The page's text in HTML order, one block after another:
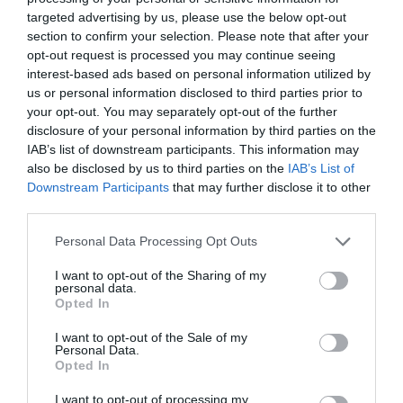
targeted advertising by us, please use the below opt-out
section to confirm your selection. Please note that after your
opt-out request is processed you may continue seeing
interest-based ads based on personal information utilized by
us or personal information disclosed to third parties prior to
your opt-out. You may separately opt-out of the further
disclosure of your personal information by third parties on the
IAB’s list of downstream participants. This information may
also be disclosed by us to third parties on the IAB’s List of
Downstream Participants that may further disclose it to other
Personal Data Processing Opt Outs
I want to opt-out of the Sharing of my
personal data.
Opted In
I want to opt-out of the Sale of my
Personal Data.
Opted In
I want to opt-out of processing my
A finom arany varratok ennek a gondolatnak
a legszelídebb jelképei, egy tárgy nem akkor
szép, ha hibátlan, hanem akkor, ha története
van. Ez az üzenet mai, tökéletességet és
irreális szépségideálokat hajszoló
világunkban még fontosabb, mint a 15.
században volt.
Tárgyak, melyeknél a sérülés az
igazi érték
A Magyar Építészeti Múzeum és
Műemlékvédelmi Dokumentációs központ
tulajdonában van egy 1926-ból származó
német nyelvű Le Corbusier kötet, amely már
önmagában is építészettörténeti csemege.